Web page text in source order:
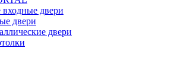
двери
двери
двери